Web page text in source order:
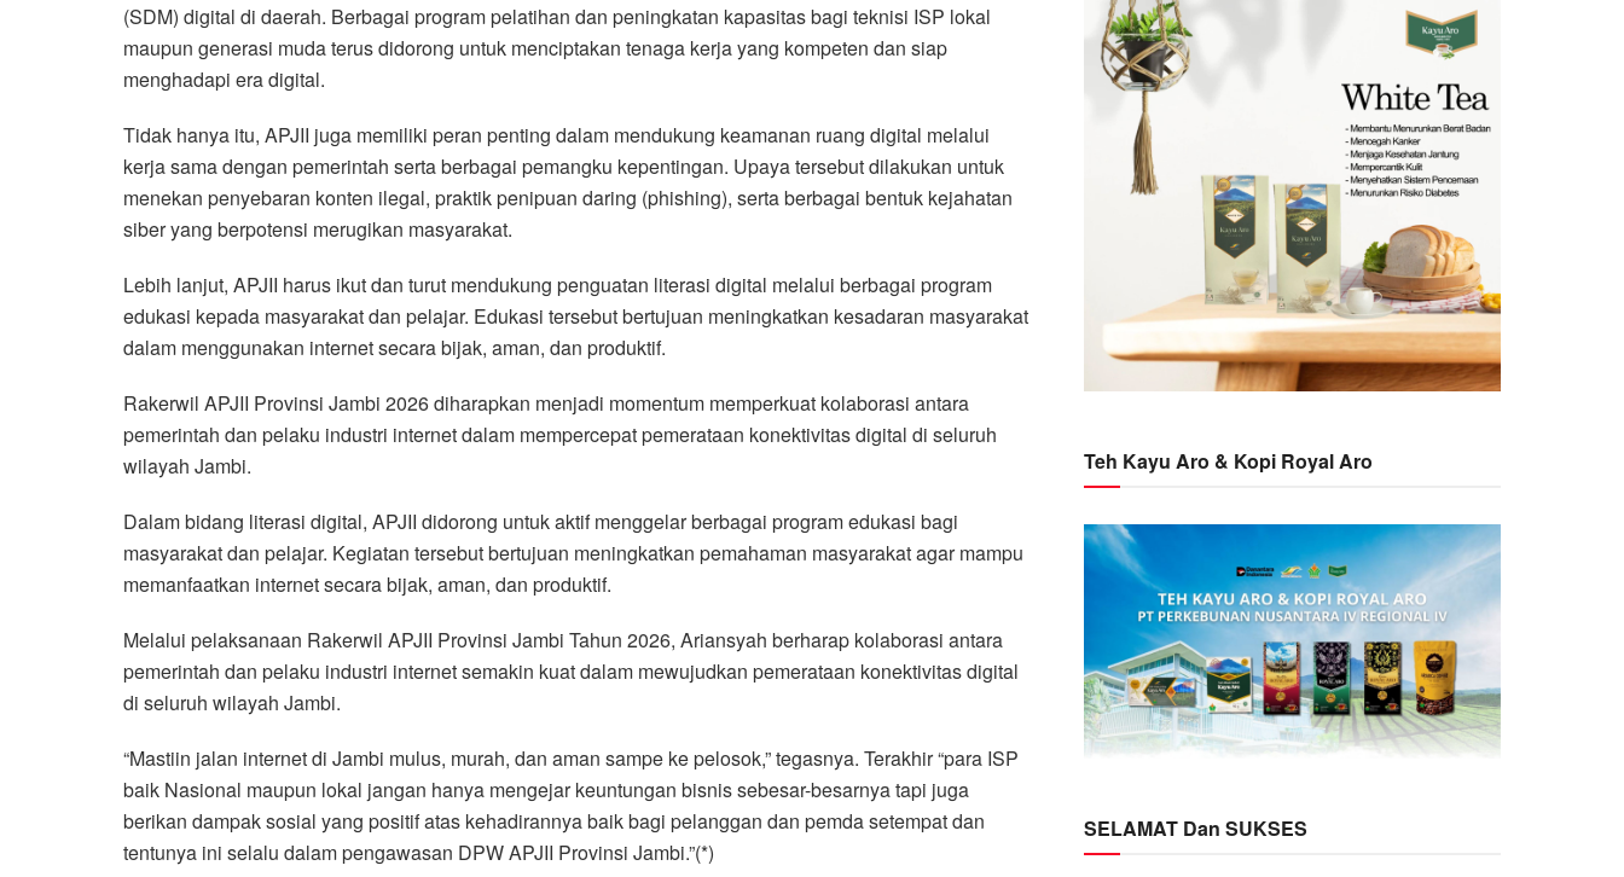
(SDM) digital di daerah. Berbagai program pelatihan dan peningkatan kapasitas bagi teknisi ISP lokal
maupun generasi muda terus didorong untuk menciptakan tenaga kerja yang kompeten dan siap
menghadapi era digital.
Tidak hanya itu, APJII juga memiliki peran penting dalam mendukung keamanan ruang digital melalui
kerja sama dengan pemerintah serta berbagai pemangku kepentingan. Upaya tersebut dilakukan untuk
menekan penyebaran konten ilegal, praktik penipuan daring (phishing), serta berbagai bentuk kejahatan
siber yang berpotensi merugikan masyarakat.
Lebih lanjut, APJII harus ikut dan turut mendukung penguatan literasi digital melalui berbagai program
edukasi kepada masyarakat dan pelajar. Edukasi tersebut bertujuan meningkatkan kesadaran masyarakat
dalam menggunakan internet secara bijak, aman, dan produktif.
Rakerwil APJII Provinsi Jambi 2026 diharapkan menjadi momentum memperkuat kolaborasi antara
pemerintah dan pelaku industri internet dalam mempercepat pemerataan konektivitas digital di seluruh
wilayah Jambi.
Dalam bidang literasi digital, APJII didorong untuk aktif menggelar berbagai program edukasi bagi
masyarakat dan pelajar. Kegiatan tersebut bertujuan meningkatkan pemahaman masyarakat agar mampu
memanfaatkan internet secara bijak, aman, dan produktif.
Melalui pelaksanaan Rakerwil APJII Provinsi Jambi Tahun 2026, Ariansyah berharap kolaborasi antara
pemerintah dan pelaku industri internet semakin kuat dalam mewujudkan pemerataan konektivitas digital
di seluruh wilayah Jambi.
“Mastiin jalan internet di Jambi mulus, murah, dan aman sampe ke pelosok,” tegasnya. Terakhir “para ISP
baik Nasional maupun lokal jangan hanya mengejar keuntungan bisnis sebesar-besarnya tapi juga
berikan dampak sosial yang positif atas kehadirannya baik bagi pelanggan dan pemda setempat dan
tentunya ini selalu dalam pengawasan DPW APJII Provinsi Jambi.”(*)
Teh Kayu Aro & Kopi Royal Aro
SELAMAT Dan SUKSES